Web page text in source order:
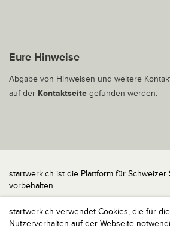
startwerk.ch verwendet Cookies, die für
Nutzerverhalten auf der Webseite
Eure Hinweise
Abgabe von Hinweisen und weitere
auf der Kontaktseite gefunden werden.
startwerk.ch ist die Plattform für Schweizer
vorbehalten.
Impressum
Kontakt